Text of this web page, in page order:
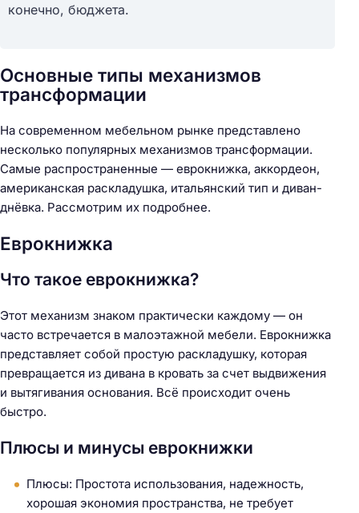
конечно, бюджета.
Основные типы механизмов
трансформации
На современном мебельном рынке представлено
несколько популярных механизмов трансформации.
Самые распространенные — еврокнижка, аккордеон,
американская раскладушка, итальянский тип и диван-
днёвка. Рассмотрим их подробнее.
Еврокнижка
Что такое еврокнижка?
Этот механизм знаком практически каждому — он
часто встречается в малоэтажной мебели. Еврокнижка
представляет собой простую раскладушку, которая
превращается из дивана в кровать за счет выдвижения
и вытягивания основания. Всё происходит очень
быстро.
Плюсы и минусы еврокнижки
Плюсы: Простота использования, надежность,
хорошая экономия пространства, не требует